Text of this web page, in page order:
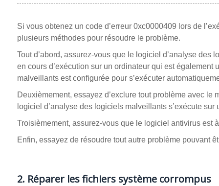
Si vous obtenez un code d’erreur 0xc0000409 lors de
plusieurs méthodes pour résoudre le problème.
Tout d’abord, assurez-vous que le logiciel d’analyse
en cours d’exécution sur un ordinateur qui est également
malveillants est configurée pour s’exécuter
Deuxièmement, essayez d’exclure tout problème avec
logiciel d’analyse des logiciels malveillants s’exécute
Troisièmement, assurez-vous que le logiciel antivirus est
Enfin, essayez de résoudre tout autre problème pouvant
2. Réparer les fichiers système corrompus